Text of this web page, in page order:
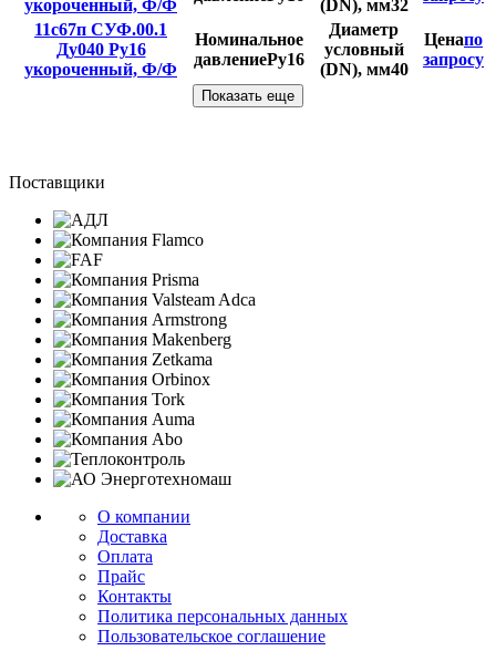
укороченный, Ф/Ф
(DN), мм32
11с67п СУФ.00.1
Ду040 Ру16
укороченный, Ф/Ф
Номинальное
давлениеРу16
Диаметр
условный
(DN), мм40
Ценапо
запросу
Показать еще
Поставщики
О компании
Доставка
Оплата
Прайс
Контакты
Политика персональных данных
Пользовательское соглашение